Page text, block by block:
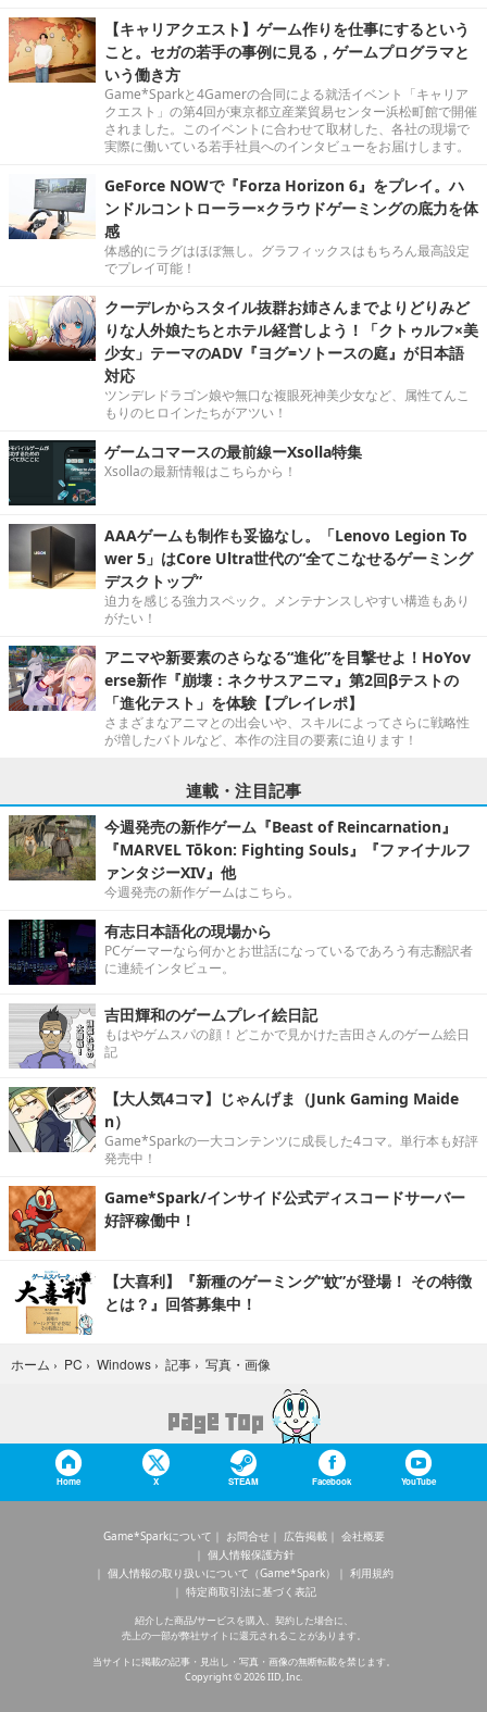
【キャリアクエスト】ゲーム作りを仕事にするという
こと。セガの若手の事例に見る，ゲームプログラマと
いう働き方
Game*Sparkと4Gamerの合同による就活イベント「キャリア
クエスト」の第4回が東京都立産業貿易センター浜松町館で開催
されました。このイベントに合わせて取材した、各社の現場で
実際に働いている若手社員へのインタビューをお届けします。
GeForce NOWで『Forza Horizon 6』をプレイ。ハ
ンドルコントローラー×クラウドゲーミングの底力を体
感
体感的にラグはほぼ無し。グラフィックスはもちろん最高設定
でプレイ可能！
クーデレからスタイル抜群お姉さんまでよりどりみど
りな人外娘たちとホテル経営しよう！「クトゥルフ×美
少女」テーマのADV『ヨグ=ソトースの庭』が日本語
対応
ツンデレドラゴン娘や無口な複眼死神美少女など、属性てんこ
もりのヒロインたちがアツい！
ゲームコマースの最前線ーXsolla特集
Xsollaの最新情報はこちらから！
AAAゲームも制作も妥協なし。「Lenovo Legion To
wer 5」はCore Ultra世代の“全てこなせるゲーミング
デスクトップ”
迫力を感じる強力スペック。メンテナンスしやすい構造もあり
がたい！
アニマや新要素のさらなる“進化”を目撃せよ！HoYov
erse新作『崩壊：ネクサスアニマ』第2回βテストの
「進化テスト」を体験【プレイレポ】
さまざまなアニマとの出会いや、スキルによってさらに戦略性
が増したバトルなど、本作の注目の要素に迫ります！
連載・注目記事
今週発売の新作ゲーム『Beast of Reincarnation』
『MARVEL Tōkon: Fighting Souls』『ファイナルフ
ァンタジーXIV』他
今週発売の新作ゲームはこちら。
有志日本語化の現場から
PCゲーマーなら何かとお世話になっているであろう有志翻訳者
に連続インタビュー。
吉田輝和のゲームプレイ絵日記
もはやゲムスパの顔！どこかで見かけた吉田さんのゲーム絵日
記
【大人気4コマ】じゃんげま（Junk Gaming Maide
n）
Game*Sparkの一大コンテンツに成長した4コマ。単行本も好評
発売中！
Game*Spark/インサイド公式ディスコードサーバー
好評稼働中！
【大喜利】『新種のゲーミング“蚊”が登場！ その特徴
とは？』回答募集中！
ホーム › PC › Windows › 記事 › 写真・画像
Home X STEAM Facebook YouTube
Game*Sparkについて お問合せ 広告掲載
会社概要
個人情報保護方針
個人情報の取り扱いについて（Game*Spark）
利用規約
特定商取引法に基づく表記
紹介した商品/サービスを購入、契約した場合に、
売上の一部が弊社サイトに還元されることがあります。
当サイトに掲載の記事・見出し・写真・画像の無断転載を禁じます。
Copyright © 2026 IID, Inc.